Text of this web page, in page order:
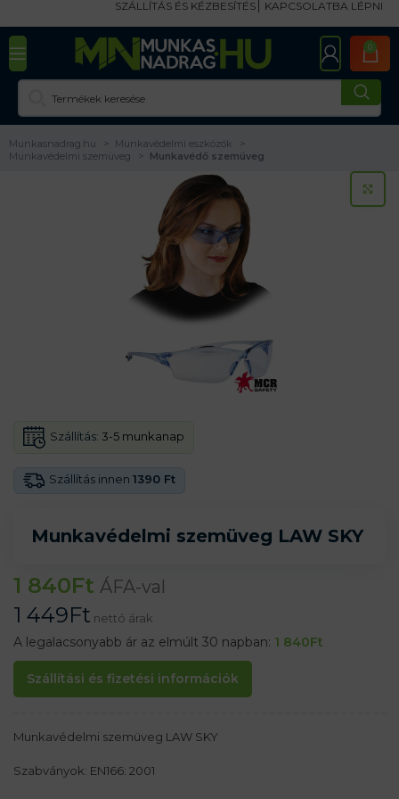
SZÁLLÍTÁS ÉS KÉZBESÍTÉS KAPCSOLATBA LÉPNI
0
Munkasnadrag.hu
Munkavédelmi eszközök
Munkavédelmi szemüveg
Munkavédő szemüveg
Munkavédelmi szemüveg LAW SKY
Szállítás innen 1390 Ft
Szállítás: 3-5 munkanap
1 840Ft ÁFA-val
1 449Ft nettó árak
A legalacsonyabb ár az elmúlt 30 napban: 1 840Ft
Szállítási és fizetési információk
Munkavédelmi szemüveg LAW SKY
Szabványok: EN166: 2001